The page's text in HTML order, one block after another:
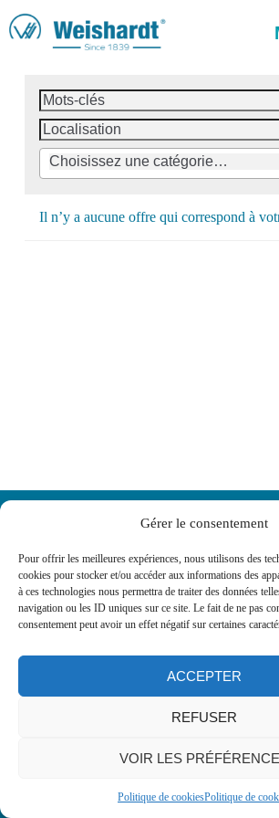
Gérer le consentement
Pour offrir les meilleures expériences, nous utilisons des
cookies pour stocker et/ou accéder aux informations des
à ces technologies nous permettra de traiter des données
navigation ou les ID uniques sur ce site. Le fait de ne pas
consentement peut avoir un effet négatif sur certaines
ACCEPTER
REFUSER
VOIR LES
Politique de cookiesPolitique de
Il n’y a aucune offre qui correspond à
Privacy Policy